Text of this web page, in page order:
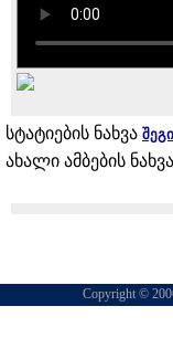
სტატიების ნახვა
ახალი ამბების ნახვა
Copyright ©